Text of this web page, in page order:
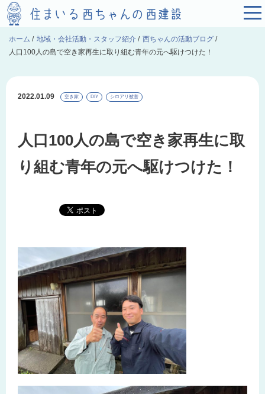
ホーム / 地域・会社活動・スタッフ紹介 / 西ちゃんの活動ブログ /
人口100人の島で空き家再生に取り組む青年の元へ駆けつけた！
2022.01.09 空き家 DIY シロアリ被害
人口100人の島で空き家再生に取
り組む青年の元へ駆けつけた！